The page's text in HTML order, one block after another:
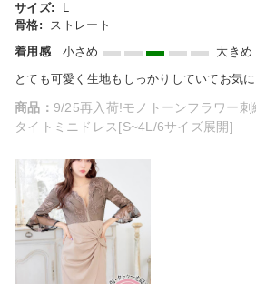
サイズ:
L
骨格:
ストレート
着用感
小さめ
大きめ
とても可愛く生地もしっかりしていてお気
商品： 9/25再入荷!モノトーンフラワー
タイトミニドレス[S~4L/6サイズ展開]